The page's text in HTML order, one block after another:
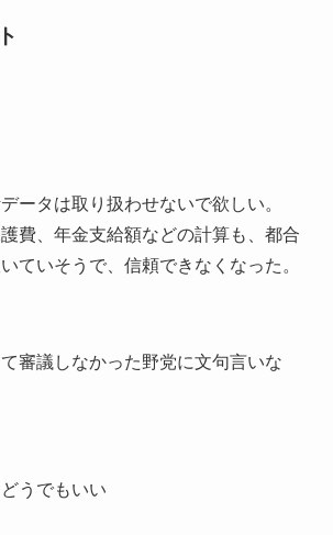
ータは取り扱わせないで欲しい。
費、年金支給額などの計算も、都合
ていそうで、信頼できなくなった。
審議しなかった野党に文句言いな
うでもいい